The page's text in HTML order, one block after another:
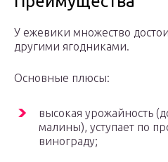
У ежевики множество
другими ягодниками.
Основные плюсы:
высокая урожайность
малины), уступает по
винограду;